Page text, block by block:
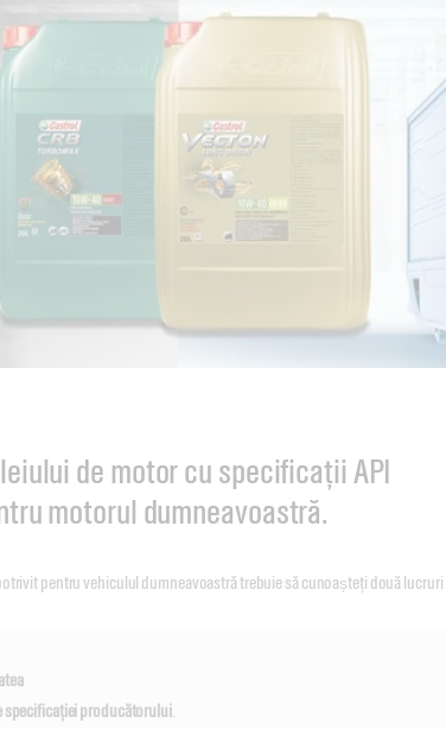
de motor cu specificații API
motorul dumneavoastră.
pentru vehiculul dumneavoastră trebuie să cunoașteți două lucruri
specificației producătorului.